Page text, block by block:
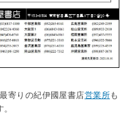
寄りの紀伊國屋書店営業所も